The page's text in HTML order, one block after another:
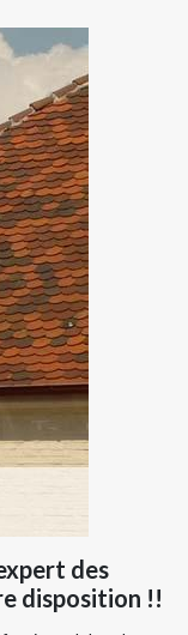
des
disposition !!